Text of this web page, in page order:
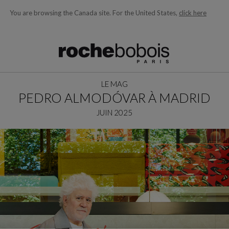
You are browsing the Canada site. For the United States, click here
en fonction de ce que vous recherchez)
LE MAG
PEDRO ALMODÓVAR À MADRID
JUIN 2025